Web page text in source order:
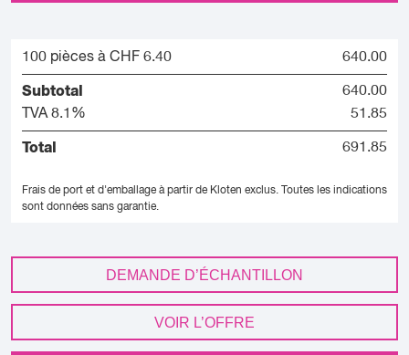
100 pièces à CHF 6.40 640.00
Subtotal
640.00
TVA 8.1%
51.85
Total 691.85
Frais de port et d'emballage à partir de Kloten exclus.
Toutes les indications
sont données sans garantie.
DEMANDE D’ÉCHANTILLON
VOIR L’OFFRE